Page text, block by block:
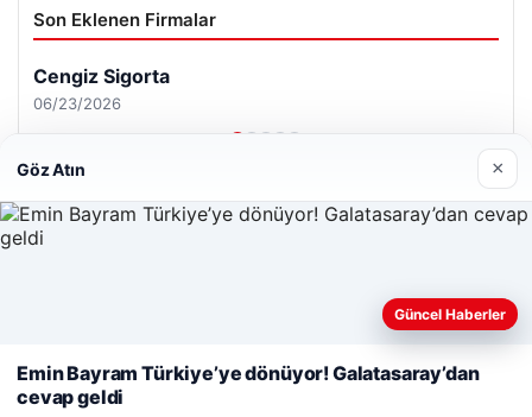
Son Eklenen Firmalar
Cengiz Sigorta
06/23/2026
Web sitemizi nasıl kullandığınızı daha iyi anlayabilmek,
kullanıyoruz.
Çerez Politikamız
Reddet
Göz Atın ×
Güncel Haberler
Emin Bayram Türkiye’ye dönüyor! Galatasaray’dan
cevap geldi
lemagrup.com.tr
escort
escort
escort
escortescort
escort
giriş